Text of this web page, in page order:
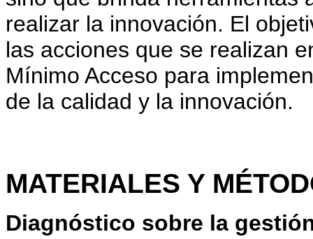
realizar la innovación. El
las acciones que se realizan
Mínimo Acceso para
de la calidad y la innovación.
MATERIALES Y
Diagnóstico sobre la